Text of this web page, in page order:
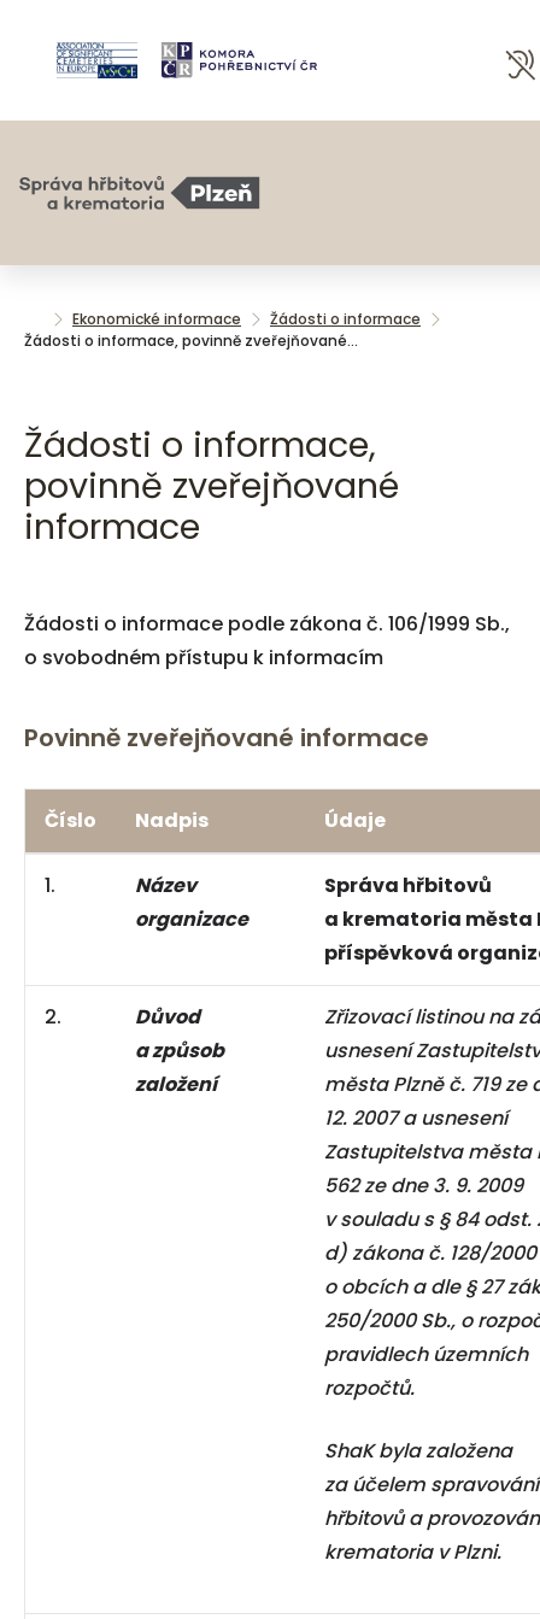
Ekonomické informace
Žádosti o informace
Žádosti o informace, povinně zveřejňované…
Žádosti o informace,
povinně zveřejňované
informace
Žádosti o informace podle zákona č. 106/1999 Sb.,
o svobodném přístupu k informacím
Povinně zveřejňované informace
Číslo Nadpis Údaje
1.
Název
organizace
Správa hřbitovů
a krematoria města
příspěvková
2.
Důvod
a způsob
založení
Zřizovací listinou na
usnesení
města Plzně č. 719 ze
12. 2007 a usnesení
Zastupitelstva města
562 ze dne 3. 9. 2009
v souladu s § 84 odst.
d) zákona č. 128/2000
o obcích a dle § 27
250/2000 Sb., o
pravidlech územních
rozpočtů.
ShaK byla založena
za účelem spravování
hřbitovů a
krematoria v Plzni.